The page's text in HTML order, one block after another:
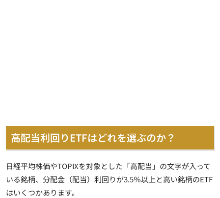
高配当利回りETFはどれを選ぶのか？
日経平均株価やTOPIXを対象とした「高配当」の文字が入って
いる銘柄、分配金（配当）利回りが3.5％以上と高い銘柄のETF
はいくつかあります。